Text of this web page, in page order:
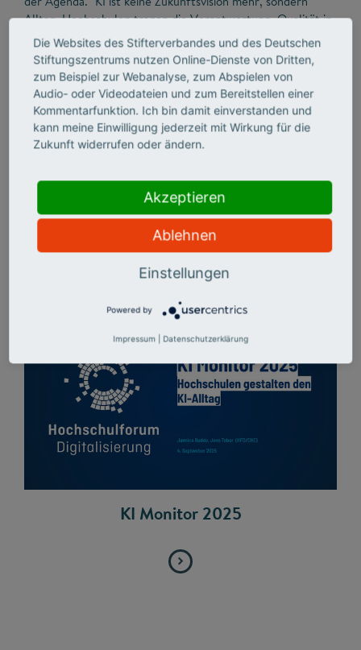
Alltag. Hochschulen tragen die Verantwortung, Qualität in
Studium und Lehre zu sichern und Studierende auf einen
reflektierten, verantwortungsvollen Umgang mit KI in der
Gesellschaft vorzubereiten", fasst Dr. Jannica Budde,
Gesamtverantwortliche der Studie, zusammen.
Die Erhebung wurde im Mai und Juni 2025unter
hochschuldidaktischen Einrichtungen an öffentlichen
sind im HFD-Blickpunkt "KI Monitor 2025. Hochschulen
gestalten den KI-Alltag" veröffentlicht.
KI Monitor 2025
Die Websites des Stifterverbandes und des Deutschen
Stiftungszentrums nutzen Online-Dienste von Dritten,
zum Beispiel zur Webanalyse, zum Abspielen von
Audio- oder Videodateien und zum Bereitstellen einer
Kommentarfunktion. Ich bin damit einverstanden und
kann meine Einwilligung jederzeit mit Wirkung für die
Zukunft widerrufen oder ändern.
Akzeptieren
Ablehnen
Einstellungen
Powered by
Impressum Datenschutzerklärung